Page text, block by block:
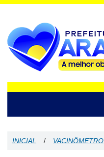
INICIAL / VACINÔMETRO